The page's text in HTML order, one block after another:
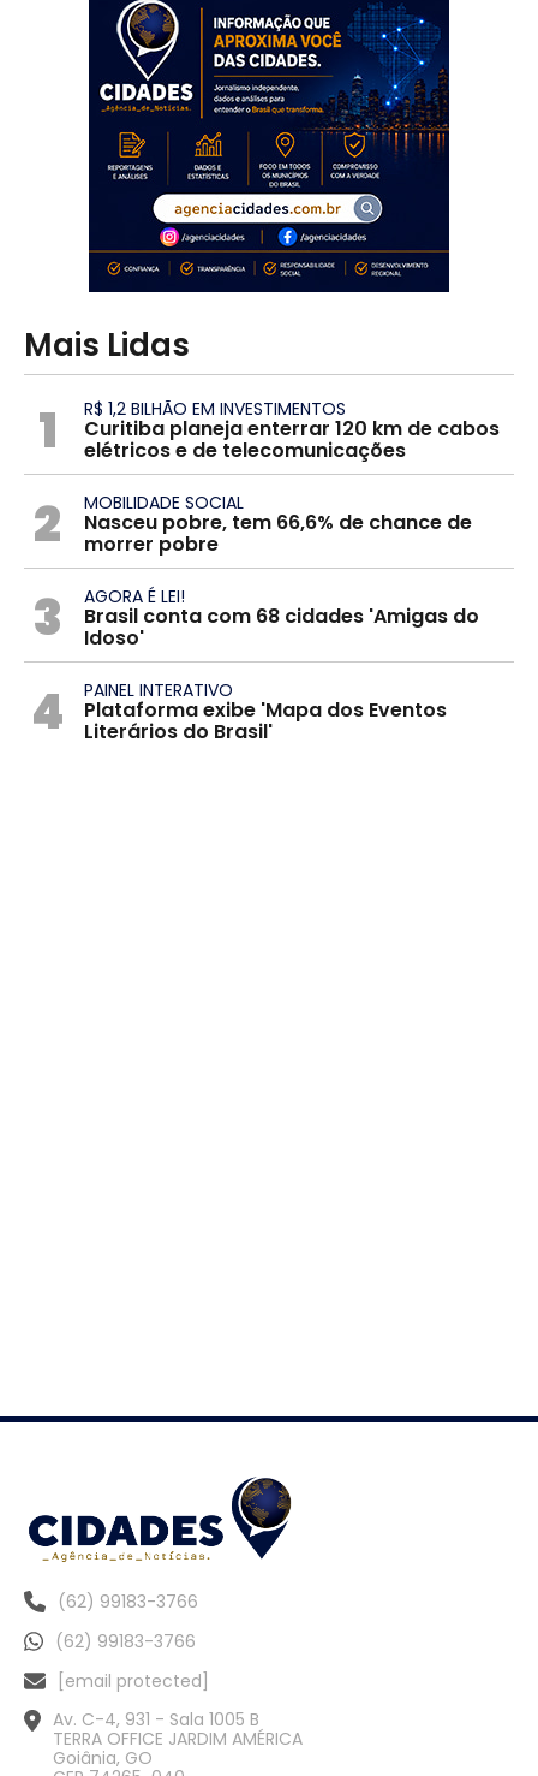
Mais Lidas
1 R$ 1,2 BILHÃO EM INVESTIMENTOS
Curitiba planeja enterrar 120 km de cabos
elétricos e de telecomunicações
2 MOBILIDADE SOCIAL
Nasceu pobre, tem 66,6% de chance de
morrer pobre
3 AGORA É LEI!
Brasil conta com 68 cidades 'Amigas do
Idoso'
4 PAINEL INTERATIVO
Plataforma exibe 'Mapa dos Eventos
Literários do Brasil'
(62) 99183-3766
(62) 99183-3766
[email protected]
Av. C-4, 931 - Sala 1005 B
TERRA OFFICE JARDIM AMÉRICA
Goiânia, GO